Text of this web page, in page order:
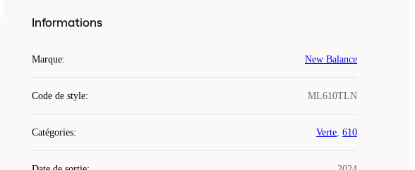
Informations
Marque: New Balance
Code de style: ML610TLN
Catégories: Verte, 610